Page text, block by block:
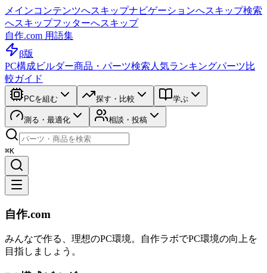
メインコンテンツへスキップナビゲーションへスキップ検索
へスキップフッターへスキップ
自作.com 用語集
β版
PC構成ビルダー商品・パーツ検索 人気ランキングパーツ比
較ガイド
PCを組む 探す・比較 学ぶ
測る・最適化 相談・投稿
⌘K
自作.com
みんなで作る、理想のPC環境。 自作ラボでPC環境の向上を
目指しましょう。